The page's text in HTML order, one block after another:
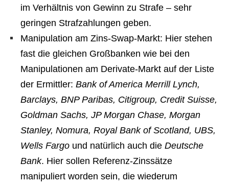
im Verhältnis von Gewinn zu Strafe – sehr
geringen Strafzahlungen geben.
Manipulation am Zins-Swap-Markt: Hier stehen
fast die gleichen Großbanken wie bei den
Manipulationen am Derivate-Markt auf der Liste
der Ermittler: Bank of America Merrill Lynch,
Barclays, BNP Paribas, Citigroup, Credit Suisse,
Goldman Sachs, JP Morgan Chase, Morgan
Stanley, Nomura, Royal Bank of Scotland, UBS,
Wells Fargo und natürlich auch die Deutsche
Bank. Hier sollen Referenz-Zinssätze
manipuliert worden sein, die wiederum